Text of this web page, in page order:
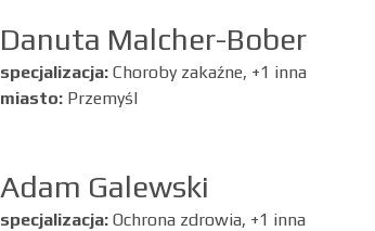
Danuta Malcher-Bober
specjalizacja:Choroby zakaźne, +1 inna
miasto: Przemyśl
Adam Galewski
specjalizacja:Ochrona zdrowia, +1 inna